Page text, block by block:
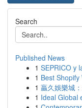
Search
Published News
1 SEPRICO y
1 Best
1 贏久娛樂城
1 Ideal Global